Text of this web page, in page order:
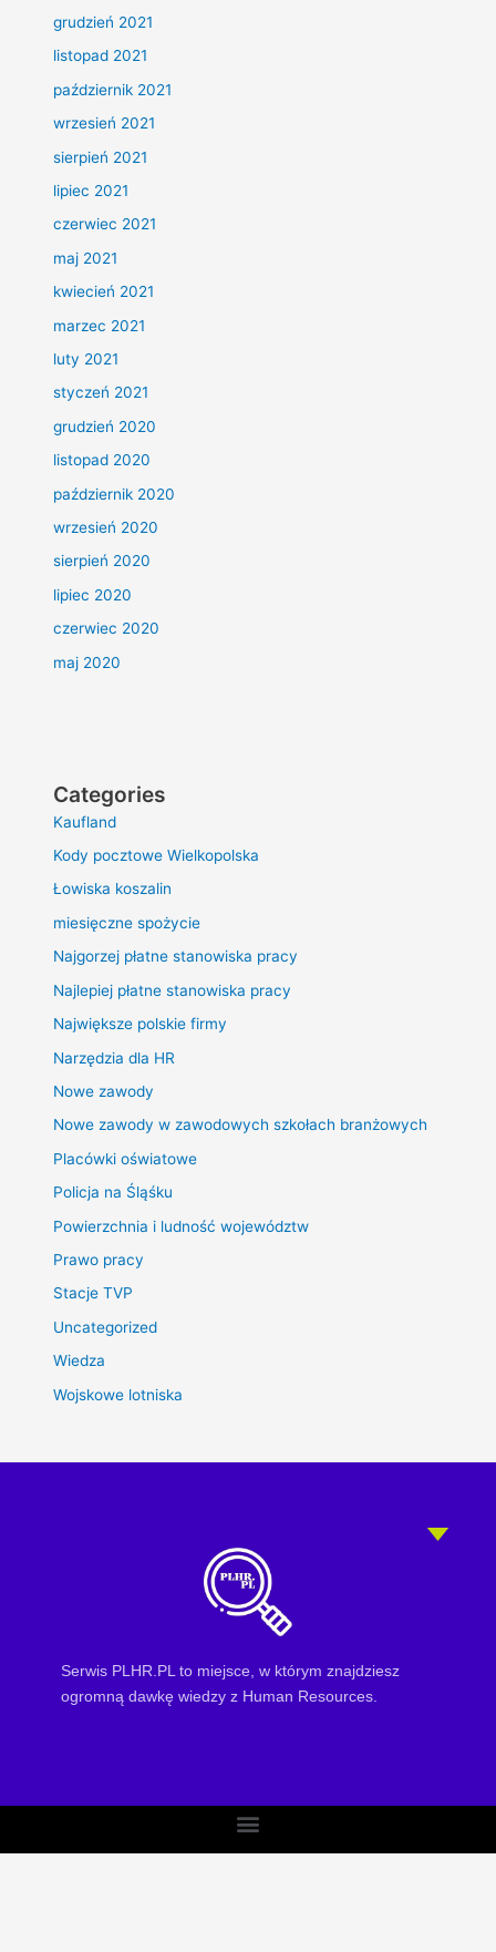
grudzień 2021
listopad 2021
październik 2021
wrzesień 2021
sierpień 2021
lipiec 2021
czerwiec 2021
maj 2021
kwiecień 2021
marzec 2021
luty 2021
styczeń 2021
grudzień 2020
listopad 2020
październik 2020
wrzesień 2020
sierpień 2020
lipiec 2020
czerwiec 2020
maj 2020
Categories
Kaufland
Kody pocztowe Wielkopolska
Łowiska koszalin
miesięczne spożycie
Najgorzej płatne stanowiska pracy
Najlepiej płatne stanowiska pracy
Największe polskie firmy
Narzędzia dla HR
Nowe zawody
Nowe zawody w zawodowych szkołach branżowych
Placówki oświatowe
Policja na Śląśku
Powierzchnia i ludność województw
Prawo pracy
Stacje TVP
Uncategorized
Wiedza
Wojskowe lotniska
Serwis PLHR.PL to miejsce, w którym znajdziesz
ogromną dawkę wiedzy z Human Resources.
Menu